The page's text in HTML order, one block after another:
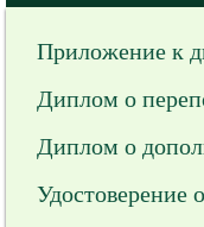
Приложение к
Диплом о
Диплом о